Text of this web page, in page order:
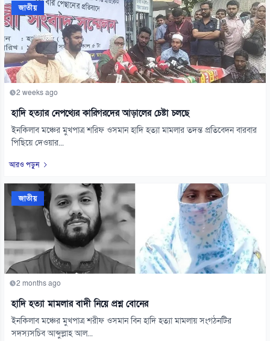
জাতীয়
2 weeks ago
হাদি হত্যার নেপথ্যের কারিগরদের আড়ালের চেষ্টা চলছে
ইনকিলাব মঞ্চের মুখপাত্র শরিফ ওসমান হাদি হত্যা মামলার তদন্ত প্রতিবেদন বারবার
পিছিয়ে দেওয়ার...
আরও পড়ুন
জাতীয়
2 months ago
হাদি হত্যা মামলার বাদী নিয়ে প্রশ্ন বোনের
ইনকিলাব মঞ্চের মুখপাত্র শরীফ ওসমান বিন হাদি হত্যা মামলায় সংগঠনটির
সদস্যসচিব আব্দুল্লাহ আল...